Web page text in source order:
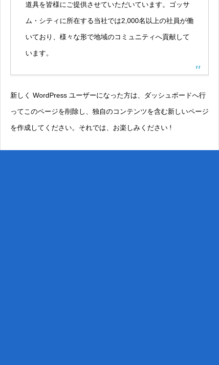
道具を皆様にご提供させていただいています。ゴッサ
ム・シティに所在する当社では2,000名以上の社員が働
いており、様々な形で地域のコミュニティへ貢献して
います。
新しく WordPress ユーザーになった方は、 ダッシュボードへ行
ってこのページを削除し、独自のコンテンツを含む新しいページ
を作成してください。それでは、お楽しみください !